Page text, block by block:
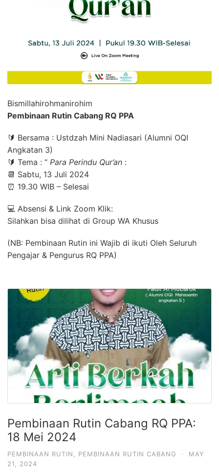
Bismillahirohmanirohim
Pembinaan Rutin Cabang RQ PPA
🔰 Bersama : Ustdzah Mini Nadiasari (Alumni OQI
Angkatan 3)
🔰 Tema : “ Para Perindu Qur’an :
📆 Sabtu, 13 Juli 2024
⏰ 19.30 WIB – Selesai
💻 Absensi & Link Zoom Klik:
Silahkan bisa dilihat di Group WA Khusus
(NB: Pembinaan Rutin ini Wajib di ikuti Oleh Seluruh
Pengajar & Pengurus RQ PPA)
Pembinaan Rutin Cabang RQ PPA:
18 Mei 2024
PEMBINAAN RUTIN PEMBINAAN RUTIN CABANG ·
MAY
21, 2024